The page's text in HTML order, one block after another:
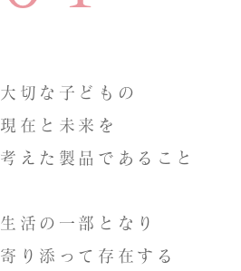
大切な子どもの
現在と未来を
考えた製品であること
生活の一部となり
寄り添って存在する